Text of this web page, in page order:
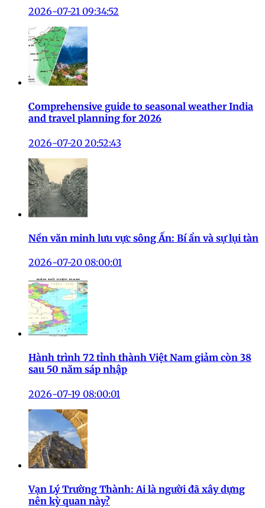
2026-07-21 09:34:52
Comprehensive guide to seasonal weather India
and travel planning for 2026
2026-07-20 20:52:43
Nền văn minh lưu vực sông Ấn: Bí ẩn và sự lụi tàn
2026-07-20 08:00:01
Hành trình 72 tỉnh thành Việt Nam giảm còn 38
sau 50 năm sáp nhập
2026-07-19 08:00:01
Vạn Lý Trường Thành: Ai là người đã xây dựng
nên kỳ quan này?